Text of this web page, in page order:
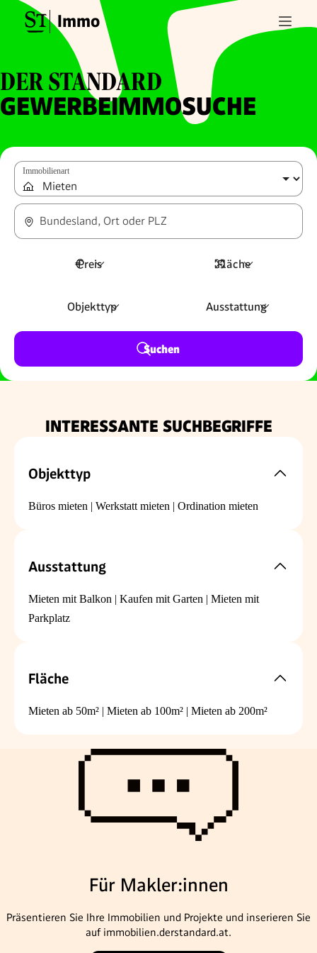
Immo
DER STANDARD
GEWERBEIMMOSUCHE
Immobilienart
Bundesland, Ort oder PLZ
Preis Fläche
Objekttyp Ausstattung
Suchen
INTERESSANTE SUCHBEGRIFFE
Objekttyp
Büros mieten | Werkstatt mieten | Ordination mieten
Ausstattung
Mieten mit Balkon | Kaufen mit Garten | Mieten mit
Parkplatz
Fläche
Mieten ab 50m² | Mieten ab 100m² | Mieten ab 200m²
Für Makler:innen
Präsentieren Sie Ihre Immobilien und Projekte und inserieren Sie
auf immobilien.derstandard.at.